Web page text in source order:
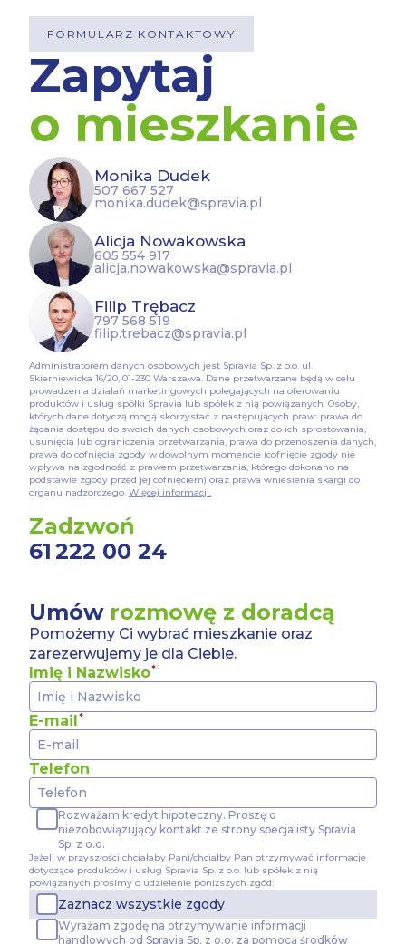
FORMULARZ KONTAKTOWY
Zapytaj
o mieszkanie
Monika Dudek
507 667 527
monika.dudek@spravia.pl
Alicja Nowakowska
605 554 917
alicja.nowakowska@spravia.pl
Filip Trębacz
797 568 519
filip.trebacz@spravia.pl
Administratorem danych osobowych jest Spravia Sp. z o.o. ul.
Skierniewicka 16/20, 01-230 Warszawa. Dane przetwarzane będą w celu
prowadzenia działań marketingowych polegających na oferowaniu
produktów i usług spółki Spravia lub spółek z nią powiązanych. Osoby,
których dane dotyczą mogą skorzystać z następujących praw: prawa do
żądania dostępu do swoich danych osobowych oraz do ich sprostowania,
usunięcia lub ograniczenia przetwarzania, prawa do przenoszenia danych,
prawa do cofnięcia zgody w dowolnym momencie (cofnięcie zgody nie
wpływa na zgodność z prawem przetwarzania, którego dokonano na
podstawie zgody przed jej cofnięciem) oraz prawa wniesienia skargi do
organu nadzorczego. Więcej informacji.
Zadzwoń
61 222 00 24
Umów rozmowę z doradcą
Pomożemy Ci wybrać mieszkanie oraz
zarezerwujemy je dla Ciebie.
Imię i Nazwisko
E-mail
Telefon
Rozważam kredyt hipoteczny. Proszę o
niezobowiązujący kontakt ze strony specjalisty Spravia
Sp. z o.o.
Jeżeli w przyszłości chciałaby Pani/chciałby Pan otrzymywać informacje
dotyczące produktów i usług Spravia Sp. z o.o. lub spółek z nią
powiązanych prosimy o udzielenie poniższych zgód:
Zaznacz wszystkie zgody
Wyrażam zgodę na otrzymywanie informacji
handlowych od Spravia Sp. z o.o. za pomocą środków